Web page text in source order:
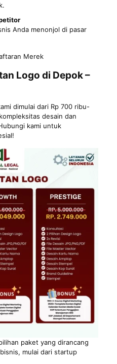
Anda menonjol di pasar
Merek
Logo di Depok –
dimulai dari Rp 700 ribu-
desain dan
kami untuk
paket yang dirancang
mulai dari startup